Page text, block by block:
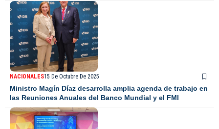
NACIONALES15 De Octubre De 2025
Ministro Magín Díaz desarrolla amplia agenda de trabajo en
las Reuniones Anuales del Banco Mundial y el FMI